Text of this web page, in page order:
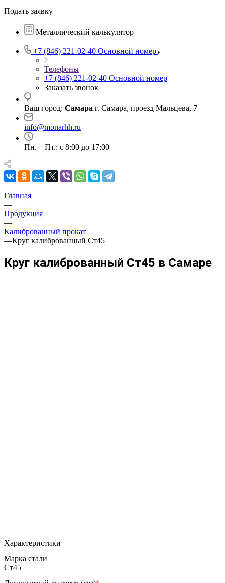
Подать заявку
Металлический калькулятор
+7 (846) 221-02-40 Основной номер
Телефоны
+7 (846) 221-02-40 Основной номер
Заказать звонок
Ваш город: Самара г. Самара, проезд Мальцева, 7
info@monarhh.ru
Пн. – Пт.: с 8:00 до 17:00
Главная
—
Продукция
—
Калиброванный прокат
—Круг калиброванный Ст45
Круг калиброванный Ст45 в Самаре
Характеристики
Марка стали
Ст45